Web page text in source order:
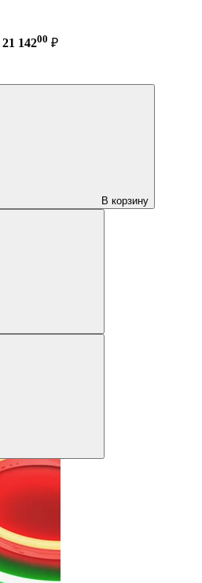
21 14200 ₽
В корзину